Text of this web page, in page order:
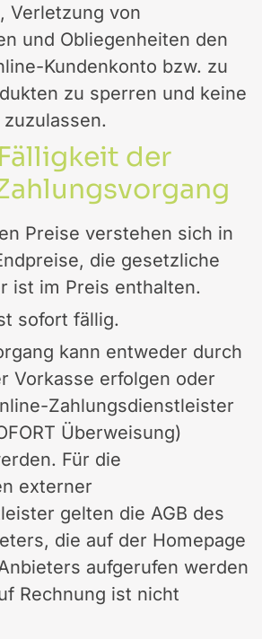
Verletzung von
und Obliegenheiten den
Kundenkonto bzw. zu
zu sperren und keine
der
Preise verstehen sich in
die gesetzliche
ist im Preis enthalten.
sofort fällig.
kann entweder durch
Vorkasse erfolgen oder
Zahlungsdienstleister
Überweisung)
Für die
externer
gelten die AGB des
die auf der Homepage
aufgerufen werden
Rechnung ist nicht